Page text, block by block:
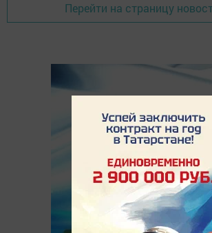
Перейти на страницу